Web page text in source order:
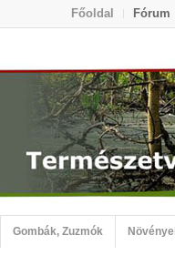
Főoldal Fórum
Gombák, Zuzmók